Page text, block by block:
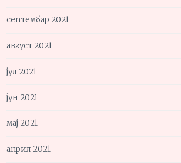
септембар 2021
август 2021
јул 2021
јун 2021
мај 2021
април 2021